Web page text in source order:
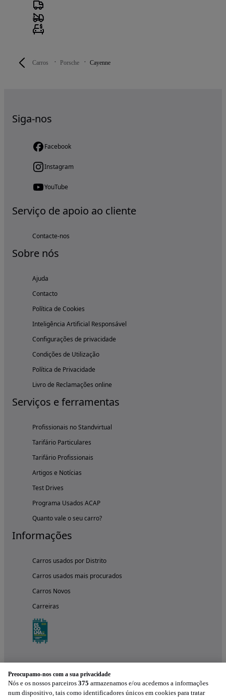
Carros Porsche Cayenne
Siga-nos
Facebook
Instagram
YouTube
Serviço de apoio ao cliente
Contacte-nos
Sobre nós
Ajuda
Contacto
Política de Cookies
Inteligência Artificial Responsável
Configurações de privacidade
Condições de Utilização
Política de Privacidade
Livro de Reclamações online
Serviços e ferramentas
Profissionais no Standvirtual
Tarifário Particulares
Tarifário Profissionais
Artigos e Notícias
Test Drives
Programa Usados ACAP
Quanto vale o seu carro?
Informações
Carros usados por Distrito
Carros usados mais procurados
Carros Novos
Carreiras
Preocupamo-nos com a sua privacidade
Nós e os nossos parceiros 375 armazenamos e/ou acedemos a informações
num dispositivo, tais como identificadores únicos em cookies para tratar